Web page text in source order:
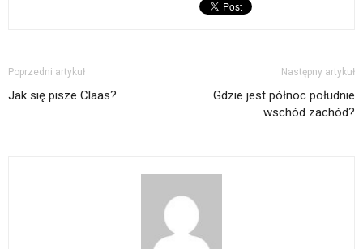
Poprzedni artykuł
Jak się pisze Claas?
Następny artykuł
Gdzie jest północ południe
wschód zachód?